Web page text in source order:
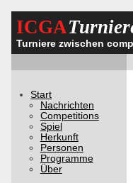
ICGA
Turniere zwischen
Start
Nachrichten
Competitions
Spiel
Herkunft
Personen
Programme
Über